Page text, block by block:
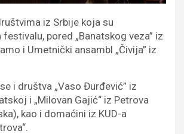
iz Srbije koja su
pored „Banatskog veza” iz
i Umetnički ansambl „Čivija” iz
i društva „Vaso Đurđević” iz
i „Milovan Gajić“ iz Petrova
kao i domaćini iz KUD-a